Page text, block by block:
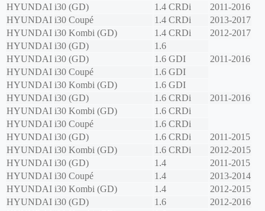
HYUNDAI i30 (GD) 1.4 CRDi
2011-2016
HYUNDAI i30 Coupé 1.4 CRDi
2013-2017
HYUNDAI i30 Kombi (GD) 1.4 CRDi
2012-2017
HYUNDAI i30 (GD)
1.6
HYUNDAI i30 (GD) 1.6 GDI
2011-2016
HYUNDAI i30 Coupé
1.6 GDI
HYUNDAI i30 Kombi (GD)
1.6 GDI
HYUNDAI i30 (GD) 1.6 CRDi
2011-2016
HYUNDAI i30 Kombi (GD)
1.6 CRDi
HYUNDAI i30 Coupé
1.6 CRDi
HYUNDAI i30 (GD) 1.6 CRDi
2011-2015
HYUNDAI i30 Kombi (GD) 1.6 CRDi
2012-2015
HYUNDAI i30 (GD) 1.4
2011-2015
HYUNDAI i30 Coupé 1.4
2013-2014
HYUNDAI i30 Kombi (GD) 1.4
2012-2015
HYUNDAI i30 (GD) 1.6
2012-2016